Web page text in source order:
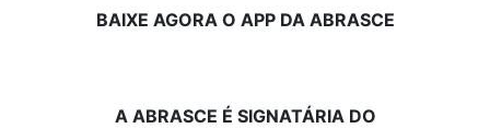
BAIXE AGORA O APP DA ABRASCE
A ABRASCE É SIGNATÁRIA DO